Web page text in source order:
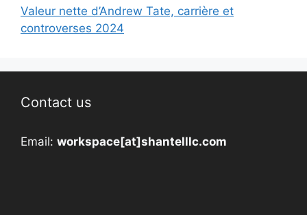
Valeur nette d’Andrew Tate, carrière et
controverses 2024
Contact us
Email: workspace[at]shantelllc.com